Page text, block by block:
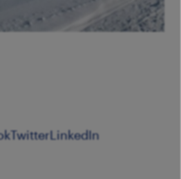
TwitterLinkedIn